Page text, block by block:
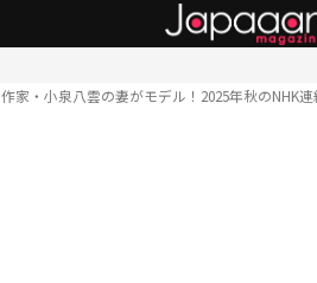
作家・小泉八雲の妻がモデル！2025年秋のNHK